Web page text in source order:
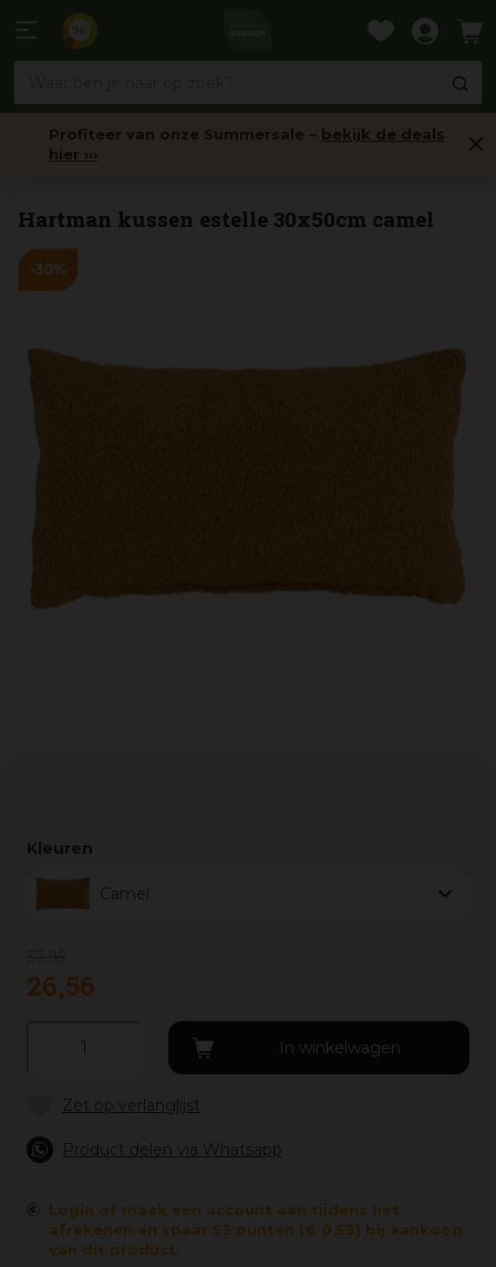
naar
Profiteer van onze Summersale – bekijk de deals
hier ›››
Hartman kussen estelle 30x50cm camel
Kleuren
Camel
26,56
Product delen via Whatsapp
Login of maak een account aan tijdens het
afrekenen en spaar 53 punten (€ 0,53) bij aankoop
van dit product.